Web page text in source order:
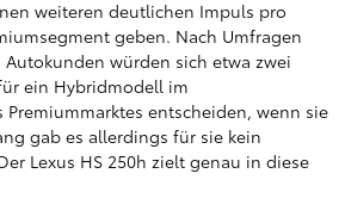
weiteren deutlichen Impuls pro
geben. Nach Umfragen
würden sich etwa zwei
ein Hybridmodell im
Premiummarktes entscheiden, wenn sie
gab es allerdings für sie kein
Lexus HS 250h zielt genau in diese